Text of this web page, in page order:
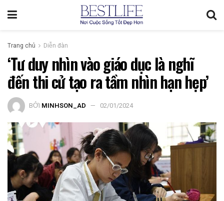
Trang chủ Diễn đàn
‘Tư duy nhìn vào giáo dục là nghĩ
đến thi cử tạo ra tầm nhìn hạn hẹp’
BỞI MINHSON_AD 02/01/2024